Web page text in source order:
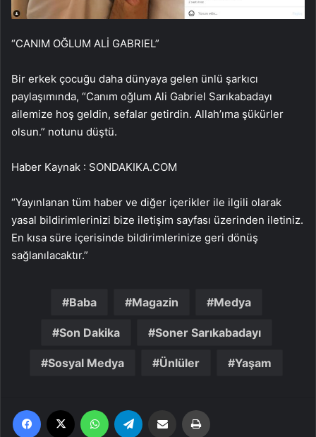
“CANIM OĞLUM ALİ GABRIEL”
Bir erkek çocuğu daha dünyaya gelen ünlü şarkıcı
paylaşımında, “Canım oğlum Ali Gabriel Sarıkabadayı
ailemize hoş geldin, sefalar getirdin. Allah’ıma şükürler
olsun.” notunu düştü.
Haber Kaynak : SONDAKIKA.COM
“Yayınlanan tüm haber ve diğer içerikler ile ilgili olarak
yasal bildirimlerinizi bize iletişim sayfası üzerinden iletiniz.
En kısa süre içerisinde bildirimlerinize geri dönüş
sağlanılacaktır.”
Baba Magazin Medya
Son Dakika Soner Sarıkabadayı
Sosyal Medya Ünlüler Yaşam
Facebook WhatsApp Email'den paylaş